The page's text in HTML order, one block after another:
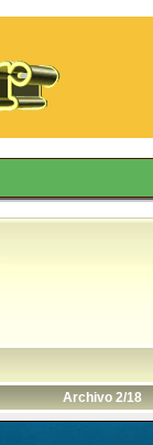
Archivo 2/18